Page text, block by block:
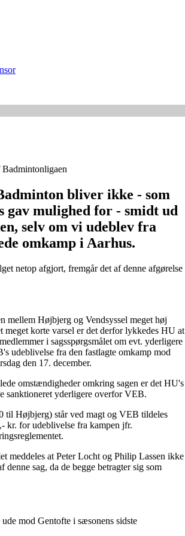
bliver ikke - som
gav mulighed for - smidt ud
selv om vi udeblev fra
omkamp i Aarhus.
netop afgjort, fremgår det af denne afgørelse
mellem Højbjerg og Vendsyssel meget høj
korte varsel er det derfor lykkedes HU at
i sagsspørgsmålet om evt. yderligere
udeblivelse fra den fastlagte omkamp mod
den 17. december.
omstændigheder omkring sagen er det HU's
sanktioneret yderligere overfor VEB.
til Højbjerg) står ved magt og VEB tildeles
kr. for udeblivelse fra kampen jfr.
meddeles at Peter Locht og Philip Lassen ikke
denne sag, da de begge betragter sig som
mod Gentofte i sæsonens sidste